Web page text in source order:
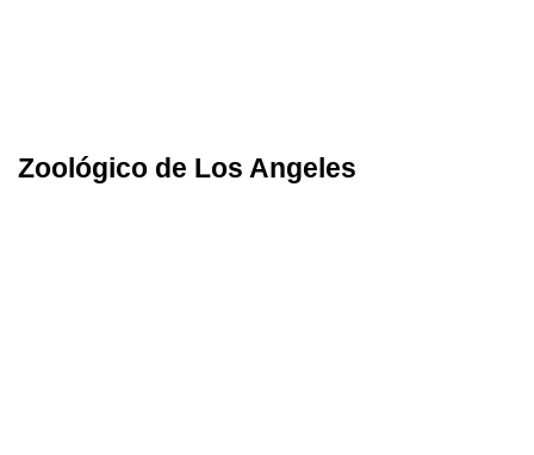
Zoológico de Los Angeles